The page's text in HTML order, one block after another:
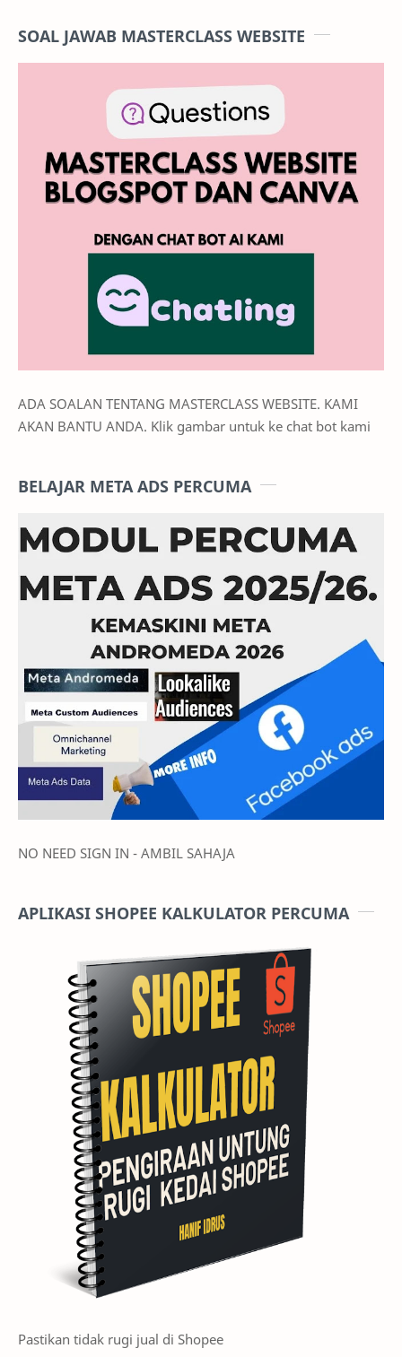
SOAL JAWAB MASTERCLASS WEBSITE
ADA SOALAN TENTANG MASTERCLASS WEBSITE. KAMI
AKAN BANTU ANDA. Klik gambar untuk ke chat bot kami
BELAJAR META ADS PERCUMA
NO NEED SIGN IN - AMBIL SAHAJA
APLIKASI SHOPEE KALKULATOR PERCUMA
Pastikan tidak rugi jual di Shopee